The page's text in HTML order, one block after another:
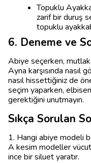
Topuklu
zarif bir duruş
topuklu
6. Deneme ve
Abiye seçerken,
Ayna karşısında nasıl
nasıl hissettiğiniz de
seçim yaparken,
gerektiğini unutmayın.
Sıkça Sorulan
1. Hangi abiye modeli
A kesim modeller vücut
ince bir siluet yaratır.